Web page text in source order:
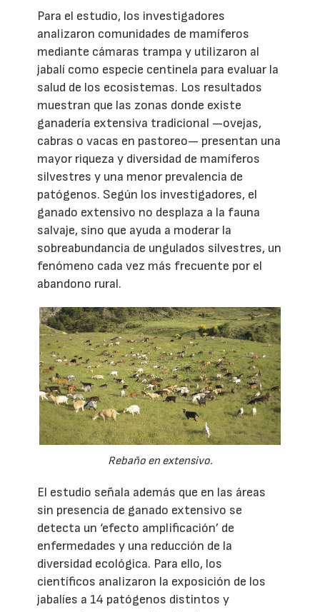
Para el estudio, los investigadores
analizaron comunidades de mamíferos
mediante cámaras trampa y utilizaron al
jabalí como especie centinela para evaluar la
salud de los ecosistemas. Los resultados
muestran que las zonas donde existe
ganadería extensiva tradicional —ovejas,
cabras o vacas en pastoreo— presentan una
mayor riqueza y diversidad de mamíferos
silvestres y una menor prevalencia de
patógenos. Según los investigadores, el
ganado extensivo no desplaza a la fauna
salvaje, sino que ayuda a moderar la
sobreabundancia de ungulados silvestres, un
fenómeno cada vez más frecuente por el
abandono rural.
Rebaño en extensivo.
El estudio señala además que en las áreas
sin presencia de ganado extensivo se
detecta un ‘efecto amplificación’ de
enfermedades y una reducción de la
diversidad ecológica. Para ello, los
científicos analizaron la exposición de los
jabalíes a 14 patógenos distintos y